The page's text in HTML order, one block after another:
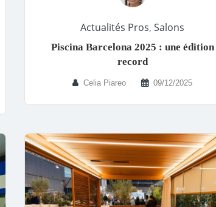
Actualités Pros, Salons
Piscina Barcelona 2025 : une édition
record
Celia Piareo 09/12/2025